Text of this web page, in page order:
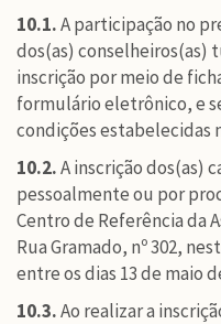
10.1.A participação no
dos(as) conselheiros(as)
inscrição por meio de
formulário eletrônico, e
condições estabelecidas
10.2.A inscrição dos(as)
pessoalmente ou por
Centro de Referência da
Rua Gramado, nº 302,
entre os dias 13 de maio
10.3.Ao realizar a